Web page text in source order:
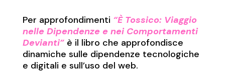
Per approfondimenti “È Tossico: Viaggio
nelle Dipendenze e nei Comportamenti
Devianti” è il libro che approfondisce
dinamiche sulle dipendenze tecnologiche
e digitali e sull’uso del web.